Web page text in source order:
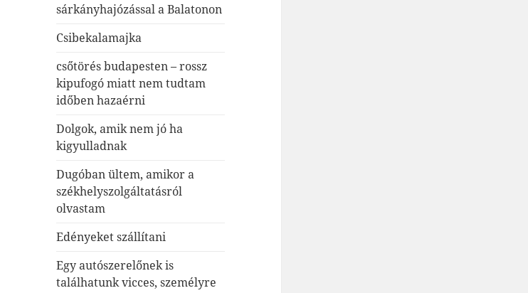
sárkányhajózással a Balatonon
Csibekalamajka
csőtörés budapesten – rossz
kipufogó miatt nem tudtam
időben hazaérni
Dolgok, amik nem jó ha
kigyulladnak
Dugóban ültem, amikor a
székhelyszolgáltatásról
olvastam
Edényeket szállítani
Egy autószerelőnek is
találhatunk vicces, személyre